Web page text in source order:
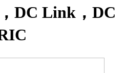
DC Link，DC